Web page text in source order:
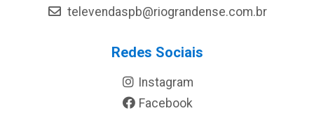
televendaspb@riograndense.com.br
Redes Sociais
Instagram
Facebook